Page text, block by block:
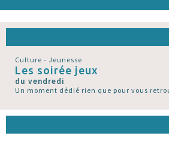
Culture - Jeunesse
Les soirée jeux
du vendredi
Un moment dédié rien que pour vous